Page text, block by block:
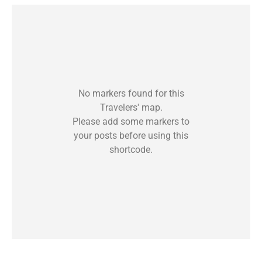
No markers found for this
Travelers' map.
Please add some markers to
your posts before using this
shortcode.